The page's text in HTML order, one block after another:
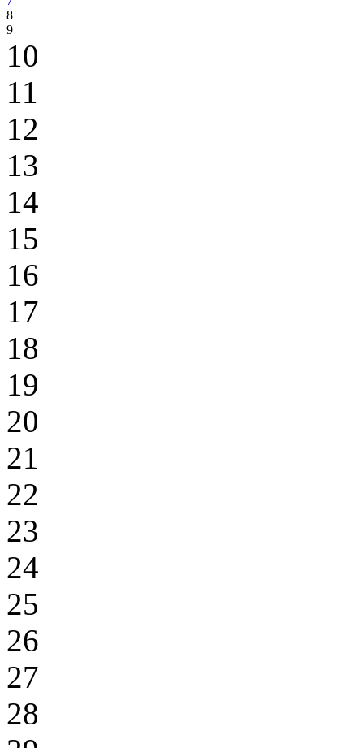
8
9
10
11
12
13
14
15
16
17
18
19
20
21
22
23
24
25
26
27
28